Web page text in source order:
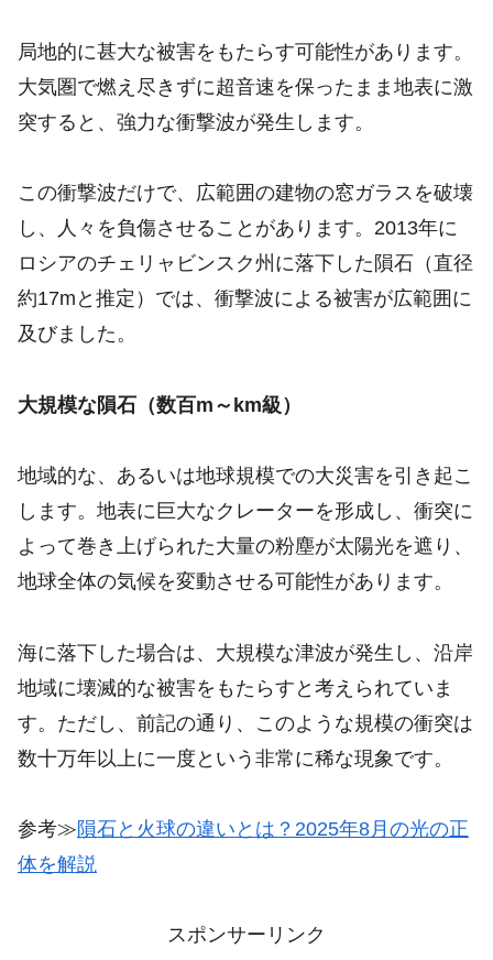
局地的に甚大な被害をもたらす可能性があります。
大気圏で燃え尽きずに超音速を保ったまま地表に激
突すると、強力な衝撃波が発生します。
この衝撃波だけで、広範囲の建物の窓ガラスを破壊
し、人々を負傷させることがあります。2013年に
ロシアのチェリャビンスク州に落下した隕石（直径
約17mと推定）では、衝撃波による被害が広範囲に
及びました。
大規模な隕石（数百m～km級）
地域的な、あるいは地球規模での大災害を引き起こ
します。地表に巨大なクレーターを形成し、衝突に
よって巻き上げられた大量の粉塵が太陽光を遮り、
地球全体の気候を変動させる可能性があります。
海に落下した場合は、大規模な津波が発生し、沿岸
地域に壊滅的な被害をもたらすと考えられていま
す。ただし、前記の通り、このような規模の衝突は
数十万年以上に一度という非常に稀な現象です。
参考≫隕石と火球の違いとは？2025年8月の光の正
体を解説
スポンサーリンク